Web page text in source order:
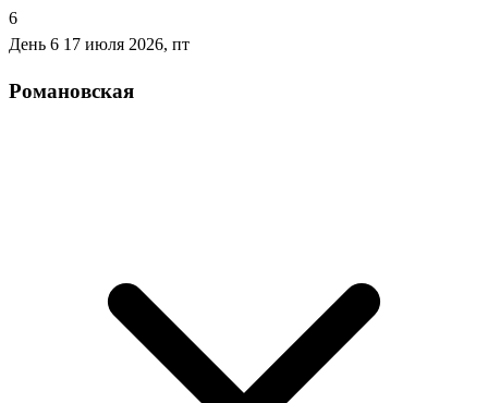
6
День 6 17 июля 2026, пт
Романовская